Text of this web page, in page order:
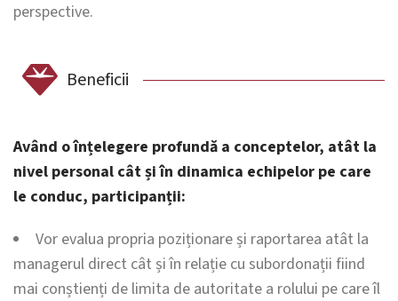
perspective.
Beneficii
Având o înțelegere profundă a conceptelor, atât la
nivel personal cât și în dinamica echipelor pe care
le conduc, participanții:
Vor evalua propria poziționare și raportarea atât la
managerul direct cât și în relație cu subordonații fiind
mai conștienți de limita de autoritate a rolului pe care îl